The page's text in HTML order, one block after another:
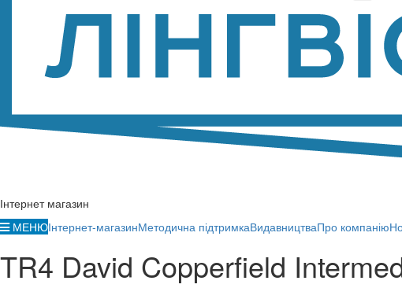
Інтернет магазин
МЕНЮІнтернет-магазинМетодична підтримкаВидавництваПро компанію
TR4 David Copperfield